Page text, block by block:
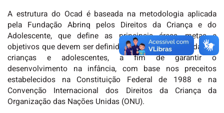
A estrutura do Ocad é baseada na metodologia aplicada
pela Fundação Abrinq pelos Direitos da Criança e do
Adolescente, que define as principais áreas, metas e
objetivos que devem ser definidos para melhorar a vida das
crianças e adolescentes, a fim de garantir o
desenvolvimento na infância, com base nos preceitos
estabelecidos na Constituição Federal de 1988 e na
Convenção Internacional dos Direitos da Criança da
Organização das Nações Unidas (ONU).